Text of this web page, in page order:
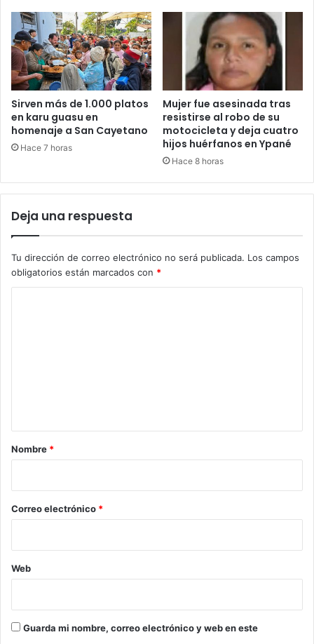
Sirven más de 1.000 platos
en karu guasu en
homenaje a San Cayetano
Hace 7 horas
Mujer fue asesinada tras
resistirse al robo de su
motocicleta y deja cuatro
hijos huérfanos en Ypané
Hace 8 horas
Deja una respuesta
Tu dirección de correo electrónico no será publicada. Los campos
obligatorios están marcados con *
r
*
Nombre *
Correo electrónico *
Web
Guarda mi nombre, correo electrónico y web en este